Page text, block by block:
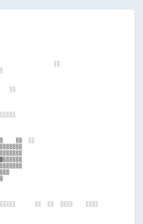
░░                  ░░
████████    ░░
░░
░░    ████████████
▒▒▒▒▓▓▓▓▒▒
▒▒▒▒▒▒▒▒▓▓
▒▒▒▒▒▒▒▒▓▓▒▒▒▒
▒▒▒▒▒▒    ▒▒  ░░
▒▒▒▒▒▒▒▒▒▒▒▒▒▒
▒▒▒▒▒▒▒▒▒▒▒▒▒▒▒▒▒▒▒▒▒▒
▒▒▒▒▓▓▒▒▒▒▒▒▒▒▒▒
▒▒▒▒    ▒▒▒▒▒▒